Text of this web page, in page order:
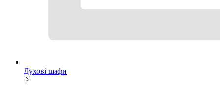
Духові шафи